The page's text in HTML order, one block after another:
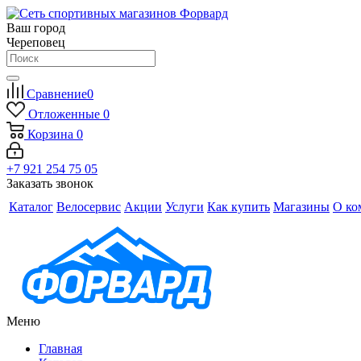
Ваш город
Череповец
Сравнение0
Отложенные 0
Корзина 0
+7 921 254 75 05
Заказать звонок
Каталог Велосервис Акции Услуги Как купить Магазины О
Меню
Главная